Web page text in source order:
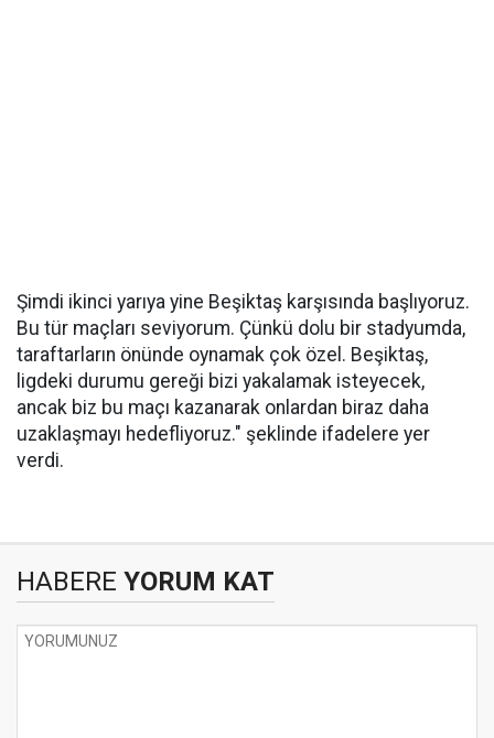
Şimdi ikinci yarıya yine Beşiktaş karşısında başlıyoruz.
Bu tür maçları seviyorum. Çünkü dolu bir stadyumda,
taraftarların önünde oynamak çok özel. Beşiktaş,
ligdeki durumu gereği bizi yakalamak isteyecek,
ancak biz bu maçı kazanarak onlardan biraz daha
uzaklaşmayı hedefliyoruz." şeklinde ifadelere yer
verdi.
HABERE YORUM KAT